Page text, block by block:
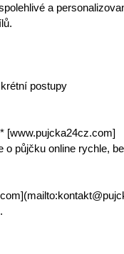
a
postupy
[www.pujcka24cz.com]
o půjčku online rychle,